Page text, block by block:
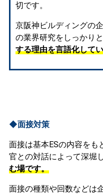
切です。
京阪神ビルディングの
の業界研究をしっかりと
する理由を言語化して
◆面接対策
面接は基本ESの内容をも
官との対話によって深堀し
む場です。
面接の種類や回数などは